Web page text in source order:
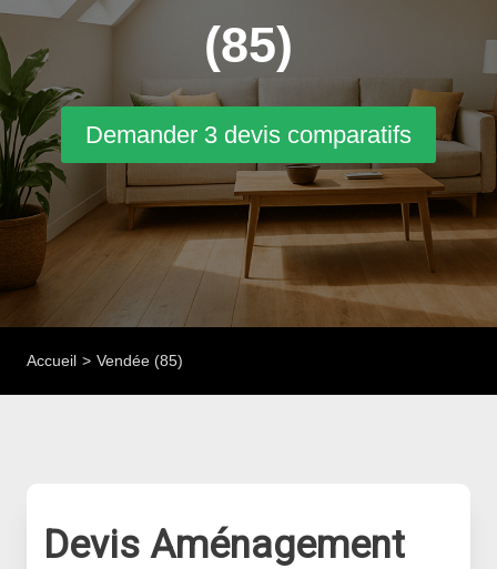
(85)
Demander 3 devis comparatifs
Accueil Vendée (85)
Devis Aménagement